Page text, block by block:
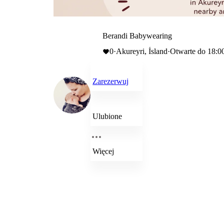
Berandi Babywearing
0·Akureyri, Ísland·Otwarte do
Zarezerwuj
Ulubione
Więcej